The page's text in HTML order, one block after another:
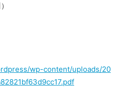
wp-content/uploads/20